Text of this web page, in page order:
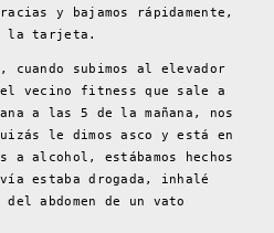
y bajamos rápidamente,
la tarjeta.
subimos al elevador
el vecino fitness que sale a
a las 5 de la mañana, nos
le dimos asco y está en
a alcohol, estábamos hechos
estaba drogada, inhalé
abdomen de un vato